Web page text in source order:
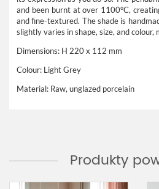
and been burnt at over 1100°C,
and fine-textured. The shade is
slightly varies in shape, size, and colour,
Dimensions: H 220 x 112 mm
Colour: Light Grey
Material: Raw, unglazed porcelain
Produkty